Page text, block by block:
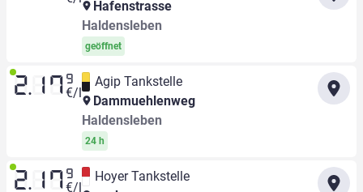
Hafenstrasse
Haldensleben
geöffnet
2.17 9
€/l
Agip Tankstelle
Dammuehlenweg
Haldensleben
24 h
2.17 9
€/l
Hoyer Tankstelle